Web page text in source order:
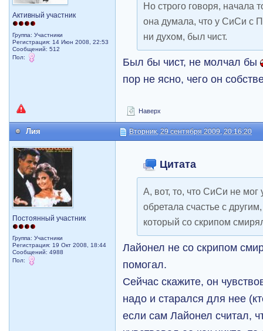
Активный участник
Группа: Участники
Регистрация: 14 Июн 2008, 22:53
Сообщений: 512
Пол:
Но строго говоря, начала
она думала, что у СиСи с
ни духом, был чист.
Был бы чист, не молчал бы
пор не ясно, чего он
Наверх
Лия Вторник, 29 сентября 2009, 20:16:20
Постоянный участник
Группа: Участники
Регистрация: 19 Окт 2008, 18:44
Сообщений: 4988
Пол:
Цитата
А, вот, то, что СиСи не
обретала счастье с
который со скрипом
Лайонел не со скрипом
помогал.
Сейчас скажите, он
надо и старался для нее
если сам Лайонел считал,